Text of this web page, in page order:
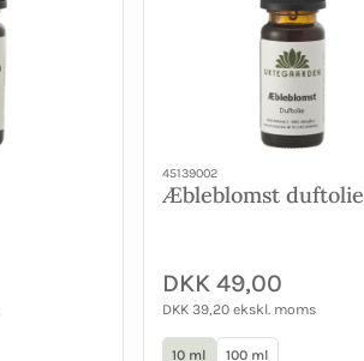
45139002
Æbleblomst duftolie
DKK 49,00
DKK 39,20 ekskl. moms
10 ml 100 ml